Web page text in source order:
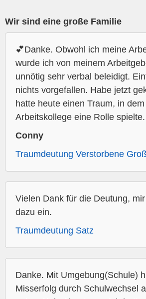
Wir sind eine große Familie
💕Danke. Obwohl ich meine
wurde ich von meinem
unnötig sehr verbal beleidigt.
nichts vorgefallen. Habe jetzt
hatte heute einen Traum, in
Arbeitskollege eine Rolle spielte.
Conny
Traumdeutung Verstorbene
Vielen Dank für die Deutung,
dazu ein.
Traumdeutung Satz
Danke. Mit Umgebung(Schule)
Misserfolg durch Schulwechsel